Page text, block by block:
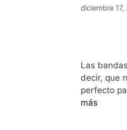
diciembre 17,
Las
decir, que
perfecto
más